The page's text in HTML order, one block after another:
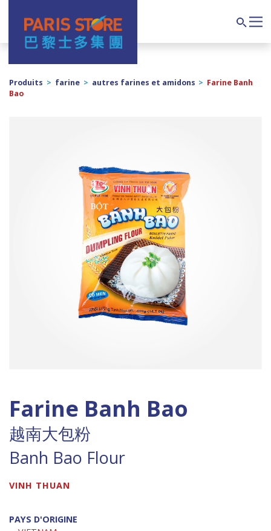
Navigation principale
Produits > farine > autres farines et amidons > Farine Banh
Bao
Farine Banh Bao
越南大包粉
Banh Bao Flour
VINH THUAN
PAYS D'ORIGINE